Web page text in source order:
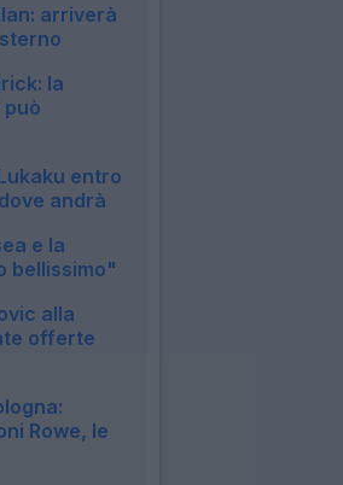
arriverà
la
può
entro
andrà
e la
bellissimo"
alla
offerte
Rowe, le